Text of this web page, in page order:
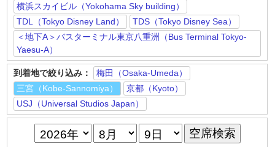
横浜スカイビル（Yokohama Sky building）
TDL（Tokyo Disney Land）
TDS（Tokyo Disney Sea）
＜地下A＞バスターミナル東京八重洲（Bus Terminal Tokyo-
Yaesu-A）
到着地で絞り込み：
梅田（Osaka-Umeda）
三宮（Kobe-Sannomiya）
京都（Kyoto）
USJ（Universal Studios Japan）